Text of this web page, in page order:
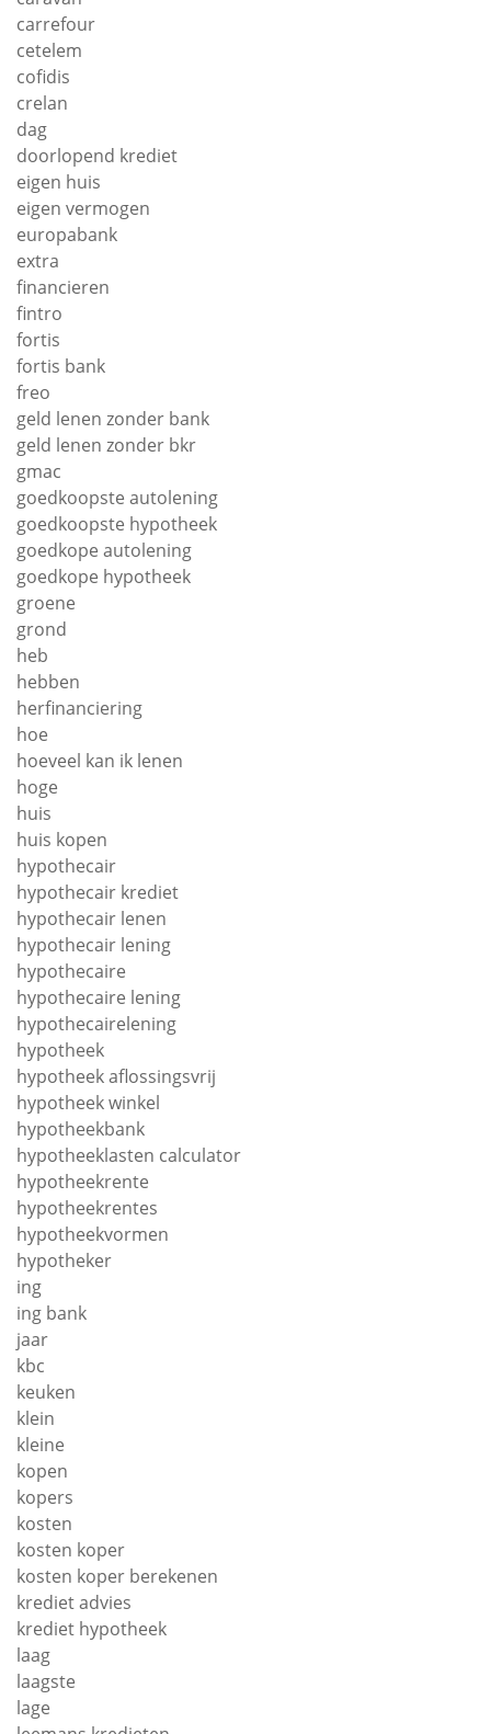
carrefour
cetelem
cofidis
crelan
dag
doorlopend krediet
eigen huis
eigen vermogen
europabank
extra
financieren
fintro
fortis
fortis bank
freo
geld lenen zonder bank
geld lenen zonder bkr
gmac
goedkoopste autolening
goedkoopste hypotheek
goedkope autolening
goedkope hypotheek
groene
grond
heb
hebben
herfinanciering
hoe
hoeveel kan ik lenen
hoge
huis
huis kopen
hypothecair
hypothecair krediet
hypothecair lenen
hypothecair lening
hypothecaire
hypothecaire lening
hypothecairelening
hypotheek
hypotheek aflossingsvrij
hypotheek winkel
hypotheekbank
hypotheeklasten calculator
hypotheekrente
hypotheekrentes
hypotheekvormen
hypotheker
ing
ing bank
jaar
kbc
keuken
klein
kleine
kopen
kopers
kosten
kosten koper
kosten koper berekenen
krediet advies
krediet hypotheek
laag
laagste
lage